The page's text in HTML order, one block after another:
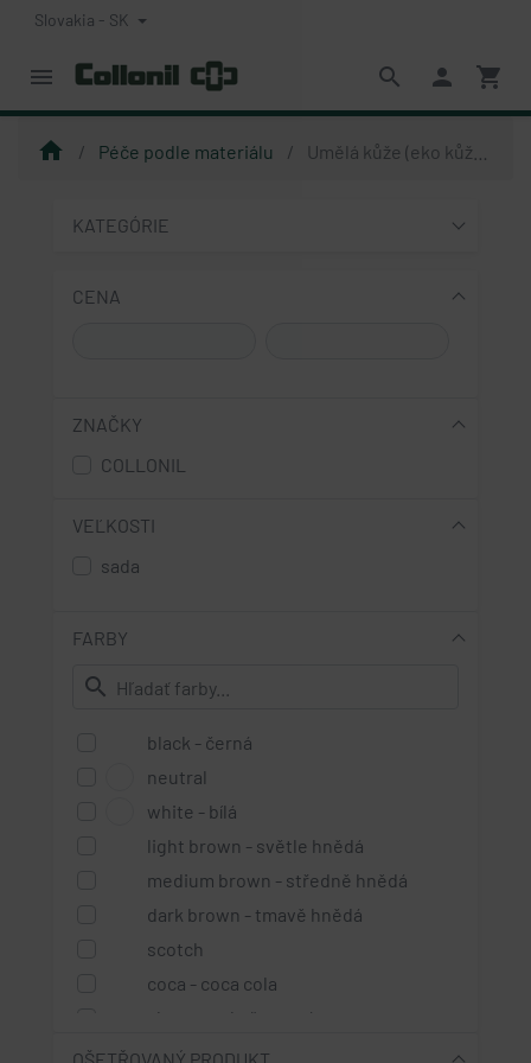
Slovakia - SK
menu search person shopping_cart
home Péče podle materiálu Umělá kůže (eko kůže) a syntetické materiály
KATEGÓRIE
CENA
ZNAČKY
COLLONIL
VEĽKOSTI
sada
FARBY
search
black - černá
neutral
white - bílá
light brown - světle hnědá
medium brown - středně hnědá
dark brown - tmavě hnědá
scotch
coca - coca cola
chesnut - kaštanová
perlato metallic - perleťová